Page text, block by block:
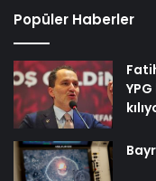
Popüler Haberler